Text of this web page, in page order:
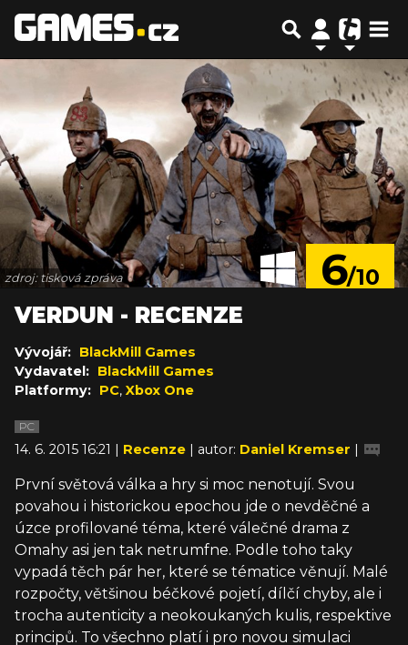
6/10
zdroj: tisková zpráva
VERDUN - RECENZE
Vývojář: BlackMill Games
Vydavatel: BlackMill Games
Platformy: PC, Xbox One
PC
14. 6. 2015 16:21 | Recenze | autor: Daniel Kremser |
První světová válka a hry si moc nenotují. Svou
povahou i historickou epochou jde o nevděčné a
úzce profilované téma, které válečné drama z
Omahy asi jen tak netrumfne. Podle toho taky
vypadá těch pár her, které se tématice věnují. Malé
rozpočty, většinou béčkové pojetí, dílčí chyby, ale i
trocha autenticity a neokoukaných kulis, respektive
principů. To všechno platí i pro novou simulaci